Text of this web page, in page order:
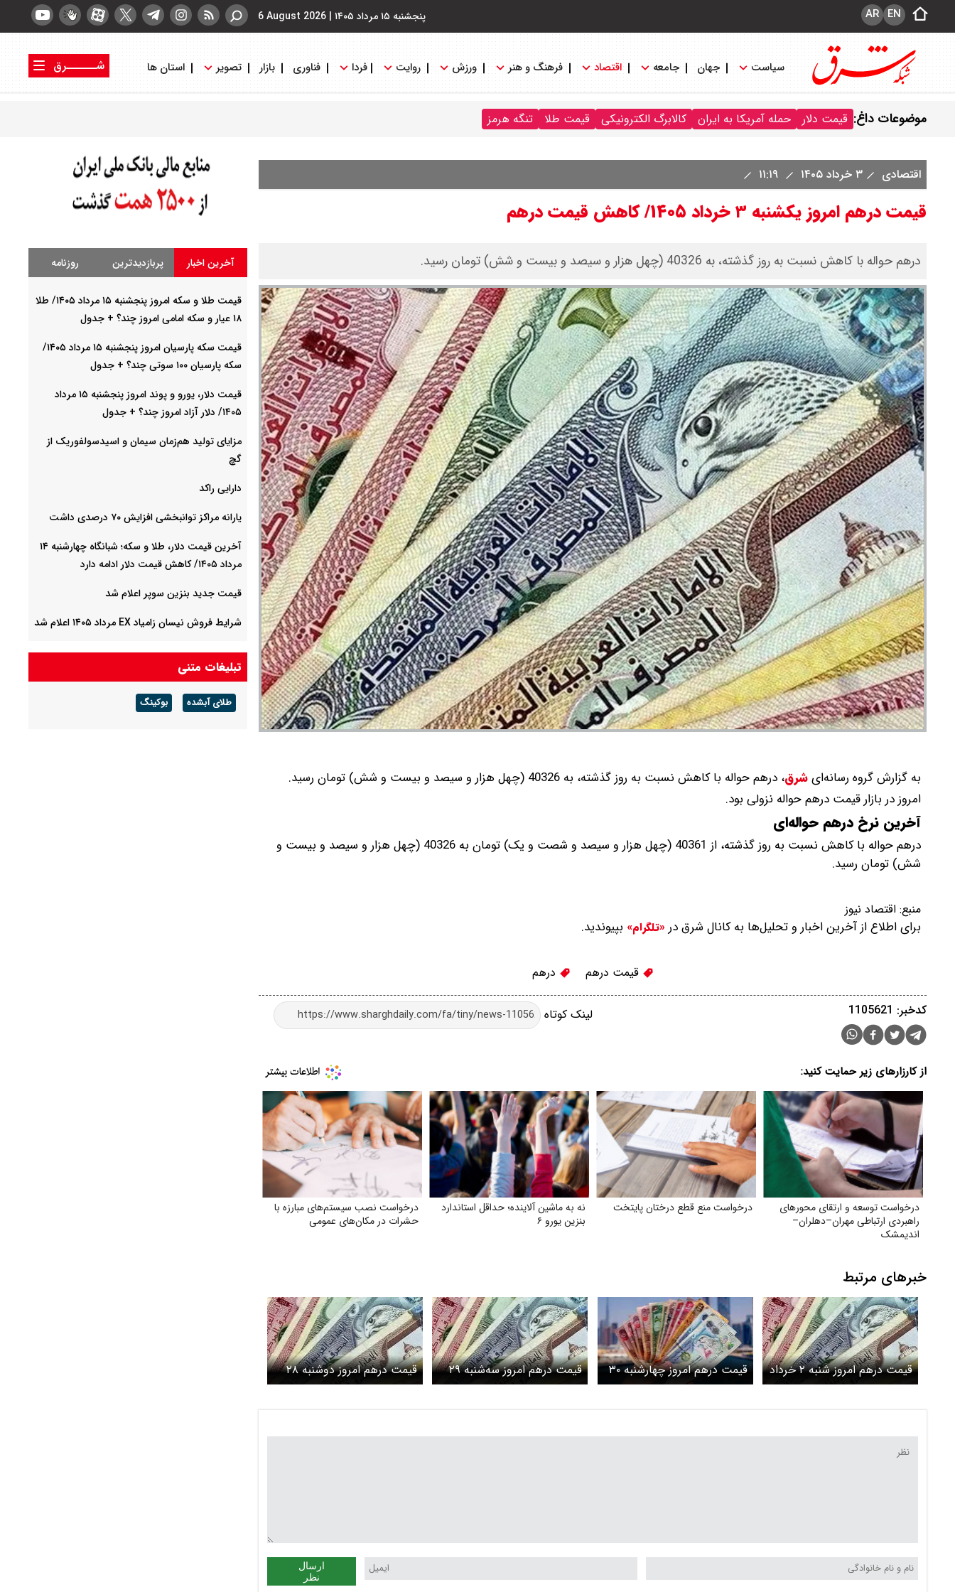
پنجشنبه ۱۵ مرداد ۱۴۰۵ |
6 August 2026 EN
AR
سیاست جهان جامعه اقتصاد فرهنگ و هنر ورزش روایت فردا فناوری بازار تصویر استان ها
شــــــرق
موضوعات داغ: قیمت دلار حمله آمریکا به ایران کالابرگ الکترونیکی قیمت طلا تنگه هرمز
اقتصادی ۳ خرداد ۱۴۰۵
قیمت درهم امروز یکشنبه ۳ خرداد ۱۴۰۵/ کاهش قیمت درهم
درهم حواله با کاهش نسبت به روز گذشته، به 40326 (چهل هزار و سیصد و بیست و شش) تومان رسید.
به گزارش گروه رسانه‌ایشرق، درهم حواله با کاهش نسبت به روز گذشته، به 40326 (چهل هزار و سیصد و بیست و شش) تومان رسید.
امروز در بازار قیمت درهم حواله نزولی بود.
آخرین نرخ درهم حواله‌ای
درهم حواله با کاهش نسبت به روز گذشته، از 40361 (چهل هزار و سیصد و شصت و یک) تومان به 40326 (چهل هزار و سیصد و بیست و
شش) تومان رسید.
منبع: اقتصاد نیوز
برای اطلاع از آخرین اخبار و تحلیل‌ها به کانال شرق در «تلگرام» بپیوندید.
قیمت درهم درهم
لینک کوتاه کدخبر: 1105621
از کارزارهای زیر حمایت کنید:
درخواست توسعه و ارتقای محورهای
راهبردی ارتباطی مهران–دهلران–
اندیمشک
درخواست منع قطع درختان پایتخت
نه به ماشین آلاینده؛ حداقل استاندارد
بنزین یورو ۶
درخواست نصب سیستم‌های مبارزه با
حشرات در مکان‌های عمومی
خبرهای مرتبط
قیمت درهم امروز شنبه ۲ خرداد
۱۴۰۵/ افزایش قیمت درهم
قیمت درهم امروز چهارشنبه ۳۰
اردیبهشت ۱۴۰۵/ کاهش قیمت
قیمت درهم امروز سه‌شنبه ۲۹
اردیبهشت ۱۴۰۵/ افزایش قیمت
قیمت درهم امروز دوشنبه ۲۸
اردیبهشت ۱۴۰۵/ افزایش قیمت
ارسال
نظر
آخرین اخبار پربازدیدترین روزنامه
قیمت طلا و سکه امروز پنجشنبه ۱۵ مرداد ۱۴۰۵/ طلا
۱۸ عیار و سکه امامی امروز چند؟ + جدول
قیمت سکه پارسیان امروز پنجشنبه ۱۵ مرداد ۱۴۰۵/
سکه پارسیان ۱۰۰ سوتی چند؟ + جدول
قیمت دلار، یورو و پوند امروز پنجشنبه ۱۵ مرداد
۱۴۰۵/ دلار آزاد امروز چند؟ + جدول
مزایای تولید هم‌زمان سیمان و اسیدسولفوریک از
گچ
دارایی راکد
یارانه مراکز توانبخشی افزایش ۷۰ درصدی داشت
آخرین قیمت دلار، طلا و سکه؛ شبانگاه چهارشنبه ۱۴
مرداد ۱۴۰۵/ کاهش قیمت دلار ادامه دارد
قیمت جدید بنزین سوپر اعلام شد
شرایط فروش نیسان زامیاد EX مرداد ۱۴۰۵ اعلام شد
برق پرمصرف‌ها گران شد
تبلیغات متنی
طلای آبشده بوکینگ